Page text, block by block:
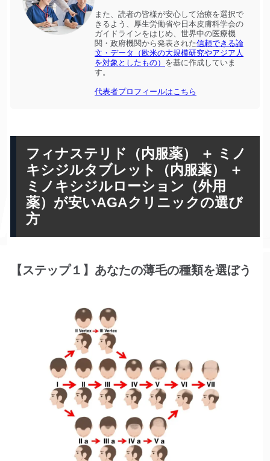
また、読者の皆様が安心して治療を選択で
きるよう、厚生労働省や日本皮膚科学会の
ガイドラインをはじめ、世界中の医療機
関・政府機関から発表された信頼できる論
文・データ（欧米の大規模研究やアジア人
を対象としたもの） を基に作成していま
す。
代表者プロフィールはこちら
フィナステリド（内服薬） ＋ ミノ
キシジルタブレット（内服薬） ＋
ミノキシジルローション（外用
薬）が安いAGAクリニックの選び
方
【ステップ１】あなたの薄毛の種類を選ぼう